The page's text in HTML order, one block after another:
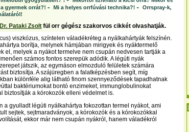
gyermek orrát?! - Mi a helyes orrfúvási technika?! - Orrspray-k,
Dr. Pataki Zsolt fül orr gégész szakorvos cikkét olvashatják.
viszkózus, színtelen váladékréteg a nyálkahártyák felszínén.
borítja, melynek hámjában mirigyek és nyáktermelő
el, melyek a nyákot termelve nem csupán nedvesen tartják a
számos fontos szerepük adódik. A légúti nyák
játszik, az egymáson elmozduló felületek számára
biztosítja. A szájüregben a falatképzésben segít, míg
különféle alig látható finom szennyeződések tapadhatnak
baktériumokat bontó enzimeket, immunglobulinokat
biztosítják a kórokozók elleni védelmet is.
a gyulladt légúti nyálkahártya fokozottan termel nyákot, ami
sejtek, sejtmaradványok, a kórokozók és a kórokozókkal
ekkor már nem csupán nyákról, hanem váladékról